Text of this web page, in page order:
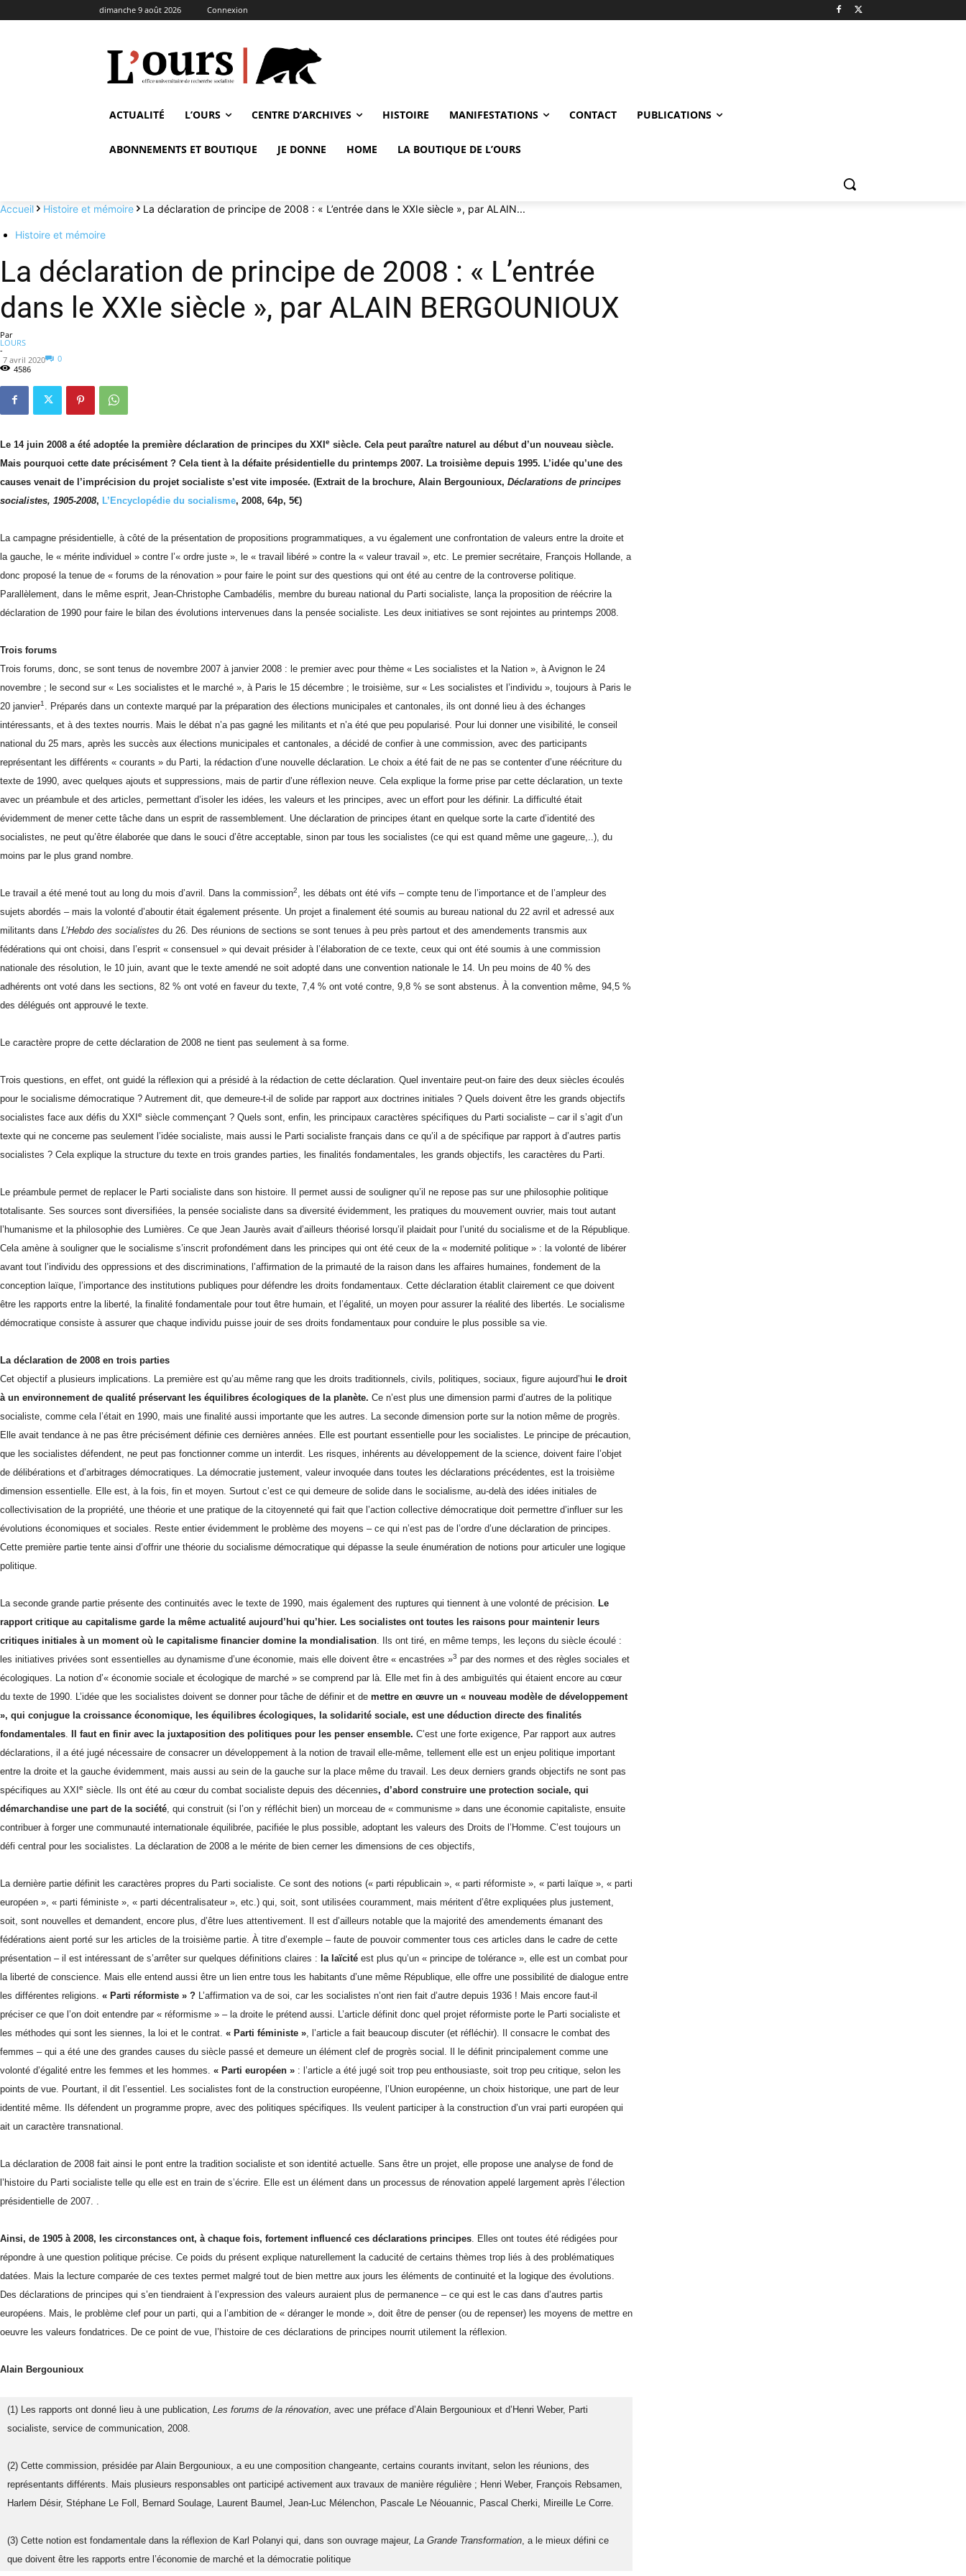
dimanche 9 août 2026 Connexion
ACTUALITÉ L’OURS CENTRE D’ARCHIVES HISTOIRE MANIFESTATIONS CONTACT PUBLICATIONS
ABONNEMENTS ET BOUTIQUE JE DONNE HOME LA BOUTIQUE DE L’OURS
Accueil Histoire et mémoire La déclaration de principe de 2008 : « L’entrée dans le XXIe siècle », par ALAIN...
Histoire et mémoire
La déclaration de principe de 2008 : « L’entrée
dans le XXIe siècle », par ALAIN BERGOUNIOUX
Par
LOURS
-
7 avril 2020
0
4586
Le 14 juin 2008 a été adoptée la première déclaration de principes du XXI e siècle. Cela peut paraître naturel au début d’un nouveau siècle.
Mais pourquoi cette date précisément ? Cela tient à la défaite présidentielle du printemps 2007. La troisième depuis 1995. L’idée qu’une des
causes venait de l’imprécision du projet socialiste s’est vite imposée. (Extrait de la brochure, Alain Bergounioux, Déclarations de principes
socialistes, 1905-2008, L’Encyclopédie du socialisme, 2008, 64p, 5€)
La campagne présidentielle, à côté de la présentation de propositions programmatiques, a vu également une confrontation de valeurs entre la droite et
la gauche, le « mérite individuel » contre l’« ordre juste », le « travail libéré » contre la « valeur travail », etc. Le premier secrétaire, François Hollande, a
donc proposé la tenue de « forums de la rénovation » pour faire le point sur des questions qui ont été au centre de la controverse politique.
Parallèlement, dans le même esprit, Jean-Christophe Cambadélis, membre du bureau national du Parti socialiste, lança la proposition de réécrire la
déclaration de 1990 pour faire le bilan des évolutions intervenues dans la pensée socialiste. Les deux initiatives se sont rejointes au printemps 2008.
Trois forums
Trois forums, donc, se sont tenus de novembre 2007 à janvier 2008 : le premier avec pour thème « Les socialistes et la Nation », à Avignon le 24
novembre ; le second sur « Les socialistes et le marché », à Paris le 15 décembre ; le troisième, sur « Les socialistes et l’individu », toujours à Paris le
20 janvier1
. Préparés dans un contexte marqué par la préparation des élections municipales et cantonales, ils ont donné lieu à des échanges
intéressants, et à des textes nourris. Mais le débat n’a pas gagné les militants et n’a été que peu popularisé. Pour lui donner une visibilité, le conseil
national du 25 mars, après les succès aux élections municipales et cantonales, a décidé de confier à une commission, avec des participants
représentant les différents « courants » du Parti, la rédaction d’une nouvelle déclaration. Le choix a été fait de ne pas se contenter d’une réécriture du
texte de 1990, avec quelques ajouts et suppressions, mais de partir d’une réflexion neuve. Cela explique la forme prise par cette déclaration, un texte
avec un préambule et des articles, permettant d’isoler les idées, les valeurs et les principes, avec un effort pour les définir. La difficulté était
évidemment de mener cette tâche dans un esprit de rassemblement. Une déclaration de principes étant en quelque sorte la carte d’identité des
socialistes, ne peut qu’être élaborée que dans le souci d’être acceptable, sinon par tous les socialistes (ce qui est quand même une gageure,..), du
moins par le plus grand nombre.
Le travail a été mené tout au long du mois d’avril. Dans la commission2
, les débats ont été vifs – compte tenu de l’importance et de l’ampleur des
sujets abordés – mais la volonté d’aboutir était également présente. Un projet a finalement été soumis au bureau national du 22 avril et adressé aux
militants dans L ’Hebdo des socialistes du 26. Des réunions de sections se sont tenues à peu près partout et des amendements transmis aux
fédérations qui ont choisi, dans l’esprit « consensuel » qui devait présider à l’élaboration de ce texte, ceux qui ont été soumis à une commission
nationale des résolution, le 10 juin, avant que le texte amendé ne soit adopté dans une convention nationale le 14. Un peu moins de 40 % des
adhérents ont voté dans les sections, 82 % ont voté en faveur du texte, 7,4 % ont voté contre, 9,8 % se sont abstenus. À la convention même, 94,5 %
des délégués ont approuvé le texte.
Le caractère propre de cette déclaration de 2008 ne tient pas seulement à sa forme.
Trois questions, en effet, ont guidé la réflexion qui a présidé à la rédaction de cette déclaration. Quel inventaire peut-on faire des deux siècles écoulés
pour le socialisme démocratique ? Autrement dit, que demeure-t-il de solide par rapport aux doctrines initiales ? Quels doivent être les grands objectifs
socialistes face aux défis du XXI e siècle commençant ? Quels sont, enfin, les principaux caractères spécifiques du Parti socialiste – car il s’agit d’un
texte qui ne concerne pas seulement l’idée socialiste, mais aussi le Parti socialiste français dans ce qu’il a de spécifique par rapport à d’autres partis
socialistes ? Cela explique la structure du texte en trois grandes parties, les finalités fondamentales, les grands objectifs, les caractères du Parti.
Le préambule permet de replacer le Parti socialiste dans son histoire. Il permet aussi de souligner qu’il ne repose pas sur une philosophie politique
totalisante. Ses sources sont diversifiées, la pensée socialiste dans sa diversité évidemment, les pratiques du mouvement ouvrier, mais tout autant
l’humanisme et la philosophie des Lumières. Ce que Jean Jaurès avait d’ailleurs théorisé lorsqu’il plaidait pour l’unité du socialisme et de la République.
Cela amène à souligner que le socialisme s’inscrit profondément dans les principes qui ont été ceux de la « modernité politique » : la volonté de libérer
avant tout l’individu des oppressions et des discriminations, l’affirmation de la primauté de la raison dans les affaires humaines, fondement de la
conception laïque, l’importance des institutions publiques pour défendre les droits fondamentaux. Cette déclaration établit clairement ce que doivent
être les rapports entre la liberté, la finalité fondamentale pour tout être humain, et l’égalité, un moyen pour assurer la réalité des libertés. Le socialisme
démocratique consiste à assurer que chaque individu puisse jouir de ses droits fondamentaux pour conduire le plus possible sa vie.
La déclaration de 2008 en trois parties
Cet objectif a plusieurs implications. La première est qu’au même rang que les droits traditionnels, civils, politiques, sociaux, figure aujourd’hui le droit
à un environnement de qualité préservant les équilibres écologiques de la planète. Ce n’est plus une dimension parmi d’autres de la politique
socialiste, comme cela l’était en 1990, mais une finalité aussi importante que les autres. La seconde dimension porte sur la notion même de progrès.
Elle avait tendance à ne pas être précisément définie ces dernières années. Elle est pourtant essentielle pour les socialistes. Le principe de précaution,
que les socialistes défendent, ne peut pas fonctionner comme un interdit. Les risques, inhérents au développement de la science, doivent faire l’objet
de délibérations et d’arbitrages démocratiques. La démocratie justement, valeur invoquée dans toutes les déclarations précédentes, est la troisième
dimension essentielle. Elle est, à la fois, fin et moyen. Surtout c’est ce qui demeure de solide dans le socialisme, au-delà des idées initiales de
collectivisation de la propriété, une théorie et une pratique de la citoyenneté qui fait que l’action collective démocratique doit permettre d’influer sur les
évolutions économiques et sociales. Reste entier évidemment le problème des moyens – ce qui n’est pas de l’ordre d’une déclaration de principes.
Cette première partie tente ainsi d’offrir une théorie du socialisme démocratique qui dépasse la seule énumération de notions pour articuler une logique
politique.
La seconde grande partie présente des continuités avec le texte de 1990, mais également des ruptures qui tiennent à une volonté de précision.
Le
rapport critique au capitalisme garde la même actualité aujourd’hui qu’hier. Les socialistes ont toutes les raisons pour maintenir leurs
critiques initiales à un moment où le capitalisme financier domine la mondialisation . Ils ont tiré, en même temps, les leçons du siècle écoulé :
les initiatives privées sont essentielles au dynamisme d’une économie, mais elle doivent être « encastrées »3 par des normes et des règles sociales et
écologiques. La notion d’« économie sociale et écologique de marché » se comprend par là. Elle met fin à des ambiguïtés qui étaient encore au cœur
du texte de 1990. L’idée que les socialistes doivent se donner pour tâche de définir et de mettre en œuvre un « nouveau modèle de développement
», qui conjugue la croissance économique, les équilibres écologiques, la solidarité sociale, est une déduction directe des finalités
fondamentales
Il faut en finir avec la juxtaposition des politiques pour les penser ensemble. C’est une forte exigence, Par rapport aux autres
déclarations, il a été jugé nécessaire de consacrer un développement à la notion de travail elle-même, tellement elle est un enjeu politique important
entre la droite et la gauche évidemment, mais aussi au sein de la gauche sur la place même du travail. Les deux derniers grands objectifs ne sont pas
spécifiques au XXI e siècle. Ils ont été au cœur du combat socialiste depuis des décennies, d’abord construire une protection sociale, qui
démarchandise une part de la société , qui construit (si l’on y réfléchit bien) un morceau de « communisme » dans une économie capitaliste, ensuite
contribuer à forger une communauté internationale équilibrée, pacifiée le plus possible, adoptant les valeurs des Droits de l’Homme. C’est toujours un
défi central pour les socialistes. La déclaration de 2008 a le mérite de bien cerner les dimensions de ces objectifs,
La dernière partie définit les caractères propres du Parti socialiste. Ce sont des notions (« parti républicain », « parti réformiste », « parti laïque », « parti
européen », « parti féministe », « parti décentralisateur », etc.) qui, soit, sont utilisées couramment, mais méritent d’être expliquées plus justement,
soit, sont nouvelles et demandent, encore plus, d’être lues attentivement. Il est d’ailleurs notable que la majorité des amendements émanant des
fédérations aient porté sur les articles de la troisième partie. À titre d’exemple – faute de pouvoir commenter tous ces articles dans le cadre de cette
présentation – il est intéressant de s’arrêter sur quelques définitions claires : la laïcité est plus qu’un « principe de tolérance », elle est un combat pour
la liberté de conscience. Mais elle entend aussi être un lien entre tous les habitants d’une même République, elle offre une possibilité de dialogue entre
les différentes religions. « Parti réformiste » ? L’affirmation va de soi, car les socialistes n’ont rien fait d’autre depuis 1936 ! Mais encore faut-il
préciser ce que l’on doit entendre par « réformisme » – la droite le prétend aussi. L’article définit donc quel projet réformiste porte le Parti socialiste et
les méthodes qui sont les siennes, la loi et le contrat. « Parti féministe » , l’article a fait beaucoup discuter (et réfléchir). Il consacre le combat des
femmes – qui a été une des grandes causes du siècle passé et demeure un élément clef de progrès social. Il le définit principalement comme une
volonté d’égalité entre les femmes et les hommes. « Parti européen » : l’article a été jugé soit trop peu enthousiaste, soit trop peu critique, selon les
points de vue. Pourtant, il dit l’essentiel. Les socialistes font de la construction européenne, l’Union européenne, un choix historique, une part de leur
identité même. Ils défendent un programme propre, avec des politiques spécifiques. Ils veulent participer à la construction d’un vrai parti européen qui
ait un caractère transnational.
La déclaration de 2008 fait ainsi le pont entre la tradition socialiste et son identité actuelle. Sans être un projet, elle propose une analyse de fond de
l’histoire du Parti socialiste telle qu elle est en train de s’écrire. Elle est un élément dans un processus de rénovation appelé largement après l’élection
présidentielle de 2007. .
Ainsi, de 1905 à 2008, les circonstances ont, à chaque fois, fortement influencé ces déclarations principes . Elles ont toutes été rédigées pour
répondre à une question politique précise. Ce poids du présent explique naturellement la caducité de certains thèmes trop liés à des problématiques
datées. Mais la lecture comparée de ces textes permet malgré tout de bien mettre aux jours les éléments de continuité et la logique des évolutions.
Des déclarations de principes qui s’en tiendraient à l’expression des valeurs auraient plus de permanence – ce qui est le cas dans d’autres partis
européens. Mais, le problème clef pour un parti, qui a l’ambition de « déranger le monde », doit être de penser (ou de repenser) les moyens de mettre en
oeuvre les valeurs fondatrices. De ce point de vue, l’histoire de ces déclarations de principes nourrit utilement la réflexion.
Alain Bergounioux
(1) Les rapports ont donné lieu à une publication, Les forums de la rénovation , avec une préface d’Alain Bergounioux et d’Henri Weber, Parti
socialiste, service de communication, 2008.
(2) Cette commission, présidée par Alain Bergounioux, a eu une composition changeante, certains courants invitant, selon les réunions, des
représentants différents. Mais plusieurs responsables ont participé activement aux travaux de manière régulière ; Henri Weber, François Rebsamen,
Harlem Désir, Stéphane Le Foll, Bernard Soulage, Laurent Baumel, Jean-Luc Mélenchon, Pascale Le Néouannic, Pascal Cherki, Mireille Le Corre.
(3) Cette notion est fondamentale dans la réflexion de Karl Polanyi qui, dans son ouvrage majeur, La Grande Transformation , a le mieux défini ce
que doivent être les rapports entre l’économie de marché et la démocratie politique